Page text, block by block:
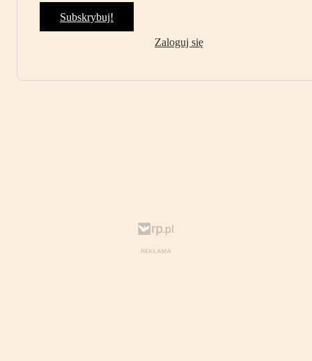
Subskrybuj!
Zaloguj się